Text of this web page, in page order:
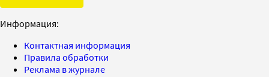
Информация:
Контактная информация
Правила обработки
Реклама в журнале